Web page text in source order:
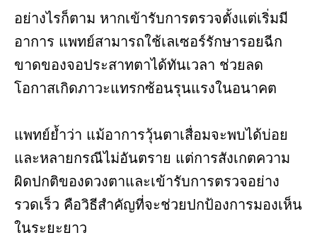
อย่างไรก็ตาม หากเข้ารับการตรวจตั้งแต่เริ่มมี
อาการ แพทย์สามารถใช้เลเซอร์รักษารอยฉีก
ขาดของจอประสาทตาได้ทันเวลา ช่วยลด
โอกาสเกิดภาวะแทรกซ้อนรุนแรงในอนาคต
แพทย์ย้ำว่า แม้อาการวุ้นตาเสื่อมจะพบได้บ่อย
และหลายกรณีไม่อันตราย แต่การสังเกตความ
ผิดปกติของดวงตาและเข้ารับการตรวจอย่าง
รวดเร็ว คือวิธีสำคัญที่จะช่วยปกป้องการมองเห็น
ในระยะยาว